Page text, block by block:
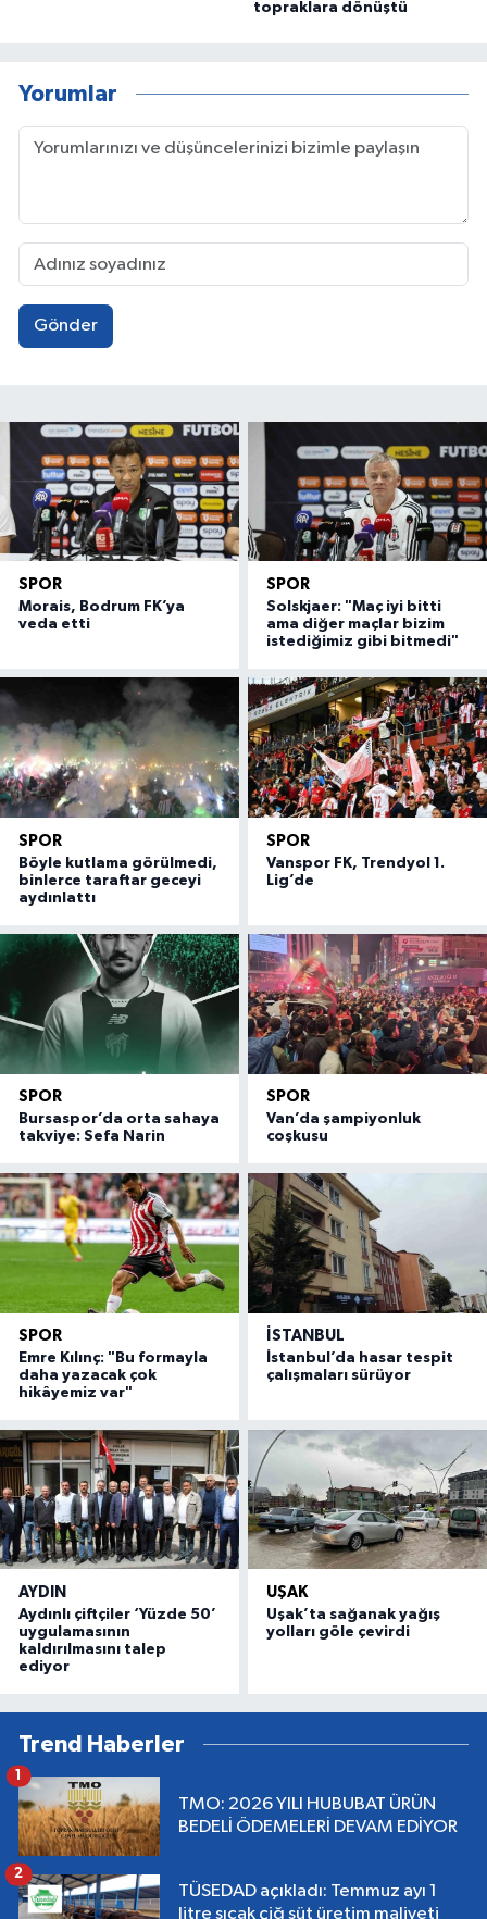
topraklara dönüştü
Yorumlar
Gönder
SPOR
Morais, Bodrum FK’ya
veda etti
SPOR
Solskjaer: "Maç iyi bitti
ama diğer maçlar bizim
istediğimiz gibi bitmedi"
SPOR
Böyle kutlama görülmedi,
binlerce taraftar geceyi
aydınlattı
SPOR
Vanspor FK, Trendyol 1.
Lig’de
SPOR
Bursaspor’da orta sahaya
takviye: Sefa Narin
SPOR
Van’da şampiyonluk
coşkusu
SPOR
Emre Kılınç: "Bu formayla
daha yazacak çok
hikâyemiz var"
İSTANBUL
İstanbul’da hasar tespit
çalışmaları sürüyor
AYDIN
Aydınlı çiftçiler ‘Yüzde 50’
uygulamasının
kaldırılmasını talep
ediyor
UŞAK
Uşak’ta sağanak yağış
yolları göle çevirdi
Trend Haberler
TMO: 2026 YILI HUBUBAT ÜRÜN
BEDELİ ÖDEMELERİ DEVAM EDİYOR
1
TÜSEDAD açıkladı: Temmuz ayı 1
litre sıcak çiğ süt üretim maliyeti
2